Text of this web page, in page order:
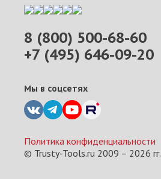
8 (800) 500-68-60
+7 (495) 646-09-20
Мы в соцсетях
Политика конфиденциальности
© Trusty-Tools.ru 2009 – 2026 гг.